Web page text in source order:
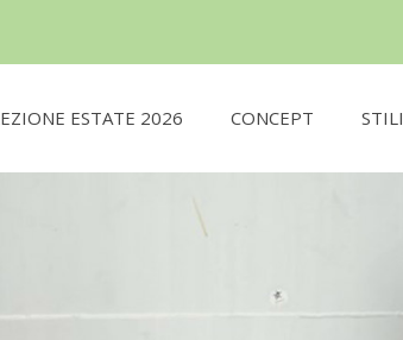
ESTATE 2026 CONCEPT STILI